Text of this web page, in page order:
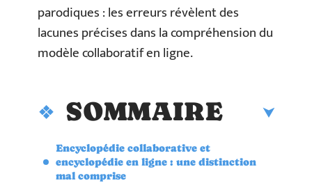
parodiques : les erreurs révèlent des
lacunes précises dans la compréhension du
modèle collaboratif en ligne.
SOMMAIRE
Encyclopédie collaborative et
encyclopédie en ligne : une distinction
mal comprise